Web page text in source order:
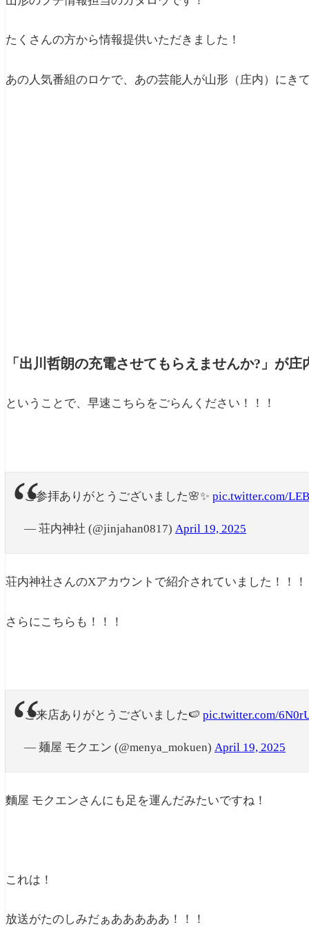
たくさんの方から情報提供いただきました！
あの人気番組のロケで、あの芸能人が山形（庄内）にき
「出川哲朗の充電させてもらえませんか?」が庄
ということで、早速こちらをごらんください！！！
ご参拝ありがとうございました🌸✨ pic.twitter.com/
— 荘内神社 (@jinjahan0817) April 19, 2025
荘内神社さんのXアカウントで紹介されていました！！！
さらにこちらも！！！
ご来店ありがとうございました🍉 pic.twitter.com/
— 麺屋 モクエン (@menya_mokuen) April 19, 2025
麵屋 モクエンさんにも足を運んだみたいですね！
これは！
放送がたのしみだぁあああああ！！！